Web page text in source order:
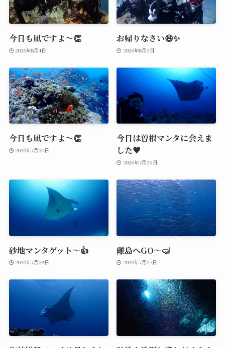
今日も凪ですよ～👏
2026年8月4日
お帰りなさい😆✨
2026年8月3日
今日も凪ですよ～👏
2026年7月30日
今日は曽根マンタに会えま
した♥️
2026年7月29日
砂地マンタゲット～👍
2026年7月28日
離島へGO～🤿
2026年7月27日